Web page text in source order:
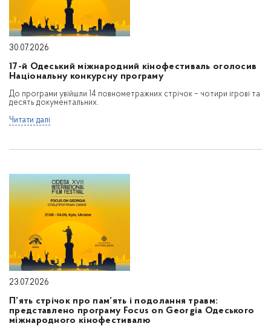
30.07.2026
17-й Одеський міжнародний кінофестиваль оголосив
Національну конкурсну програму
До програми увійшли 14 повнометражних стрічок – чотири ігрові та
десять документальних.
Читати далі
23.07.2026
П’ять стрічок про пам’ять і подолання травм:
представлено програму Focus on Georgia Одеського
міжнародного кінофестивалю